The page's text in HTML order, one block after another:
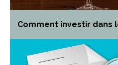
Comment investir dans